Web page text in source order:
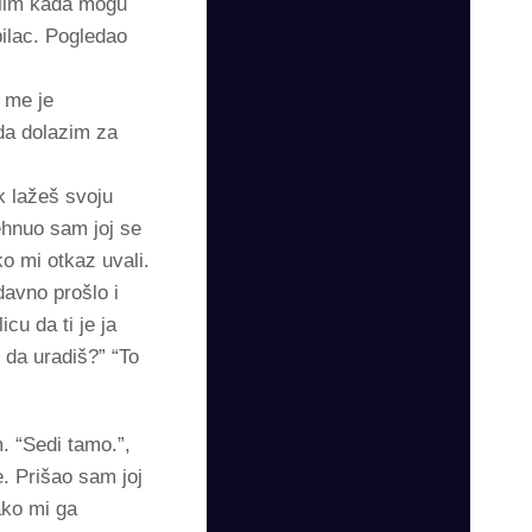
Pogledao
je
dolazim za
lažeš svoju
sam joj se
mi otkaz uvali.
prošlo i
da ti je ja
uradiš?” “To
“Sedi tamo.”,
Prišao sam joj
mi ga